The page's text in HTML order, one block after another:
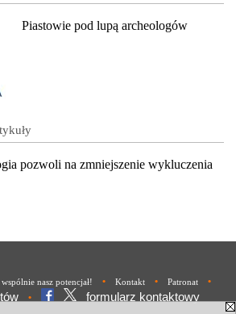
Piastowie pod lupą archeologów
pozwoli na zmniejszenie wykluczenia
nasz potencjał! • Kontakt • Patronat •
• formularz kontaktowy